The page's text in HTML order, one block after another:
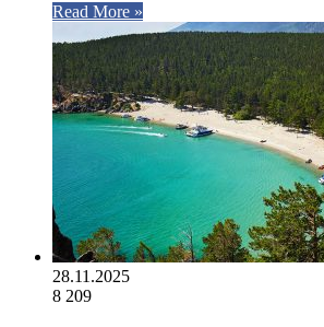
Read More »
28.11.2025
8 209